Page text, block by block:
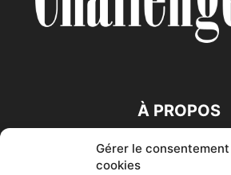
Gérer le
cookies
À PROPOS
SUIVEZ